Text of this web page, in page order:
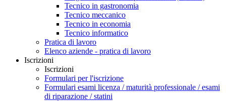
Tecnico in gastronomia
Tecnico meccanico
Tecnico in economia
Tecnico informatico
Pratica di lavoro
Elenco aziende - pratica di lavoro
Iscrizioni
Iscrizioni
Formulari per l'iscrizione
Formulari esami licenza / maturità professionale / esami
di riparazione / statini